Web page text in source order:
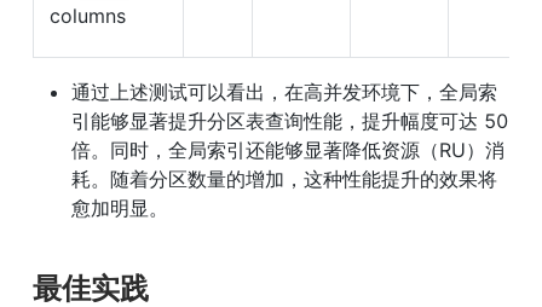
columns
通过上述测试可以看出，在高并发环境下，全局索
引能够显著提升分区表查询性能，提升幅度可达 50
倍。同时，全局索引还能够显著降低资源（RU）消
耗。随着分区数量的增加，这种性能提升的效果将
愈加明显。
最佳实践